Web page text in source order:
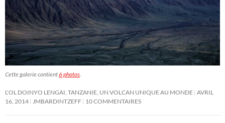
Cette galerie contient6 photos.
L’OL DOINYO LENGAI, TANZANIE, UN VOLCAN UNIQUE AU MONDE AVRIL
16, 2014 JMBARDINTZEFF 10 COMMENTAIRES